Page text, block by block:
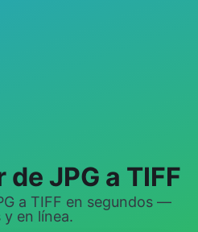
JPG a TIFF
a TIFF en segundos —
y en línea.